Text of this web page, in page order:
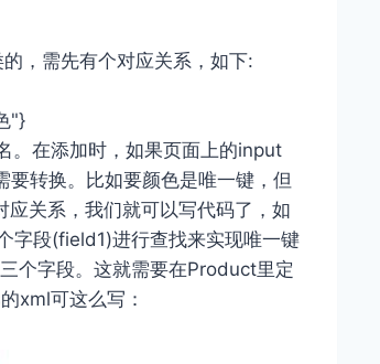
，需先有个对应关系，如下:
"}
。在添加时，如果页面上的input
转换。比如要颜色是唯一键，但
关系，我们就可以写代码了，如
字段(field1)进行查找来实现唯一键
个字段。这就需要在Product里定
xml可这么写：